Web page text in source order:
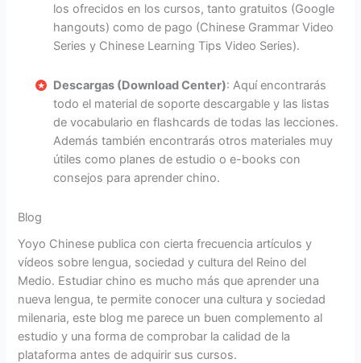
los ofrecidos en los cursos, tanto gratuitos (Google
hangouts) como de pago (Chinese Grammar Video
Series y Chinese Learning Tips Video Series).
Descargas (Download Center): Aquí encontrarás
todo el material de soporte descargable y las listas
de vocabulario en flashcards de todas las lecciones.
Además también encontrarás otros materiales muy
útiles como planes de estudio o e-books con
consejos para aprender chino.
Blog
Yoyo Chinese publica con cierta frecuencia artículos y
vídeos sobre lengua, sociedad y cultura del Reino del
Medio. Estudiar chino es mucho más que aprender una
nueva lengua, te permite conocer una cultura y sociedad
milenaria, este blog me parece un buen complemento al
estudio y una forma de comprobar la calidad de la
plataforma antes de adquirir sus cursos.